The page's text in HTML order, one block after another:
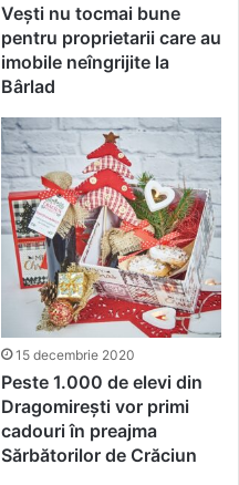
Vești nu tocmai bune
pentru proprietarii care au
imobile neîngrijite la
Bârlad
15 decembrie 2020
Peste 1.000 de elevi din
Dragomirești vor primi
cadouri în preajma
Sărbătorilor de Crăciun